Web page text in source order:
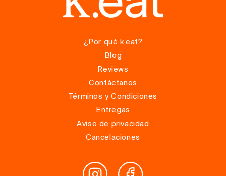
¿Por qué k.eat?
Blog
Reviews
Contáctanos
Términos y Condiciones
Entregas
Aviso de privacidad
Cancelaciones